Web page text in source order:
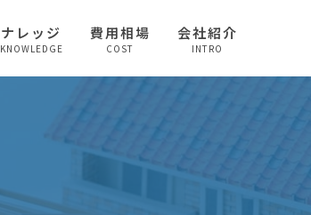
ナレッジ
KNOWLEDGE
費用相場
COST
会社紹介
INTRO